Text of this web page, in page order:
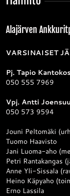
Alajärven
VARSINAISET
Pj. Tapio
050 555 7969
Vpj. Antti Joensuu
050 573 9594
Jouni Peltomäki
Tuomo Haavisto
Jani Luoma-aho
Petri Rantakangas
Anne Yli-Sissala
Heino Käpyaho
Erno Lassila